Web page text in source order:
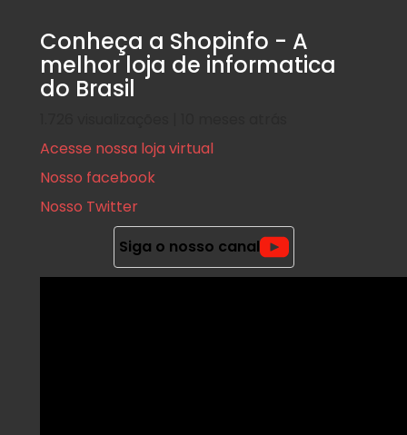
Conheça a Shopinfo - A
melhor loja de informatica
do Brasil
Acesse nossa loja virtual
Nosso facebook
Nosso Twitter
Siga o nosso canal